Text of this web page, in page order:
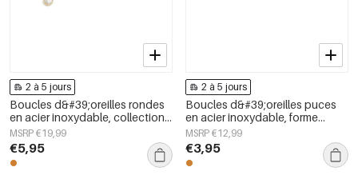
2 à 5 jours
Boucles d&#39;oreilles rondes
en acier inoxydable, collection
Daily Simple, bijoux pour
femmes
MSRP €19,99
€5,95
2 à 5 jours
Boucles d&#39;oreilles puces
en acier inoxydable, forme
elliptique, collection simple et
décontractée pour femmes
MSRP €12,99
€3,95